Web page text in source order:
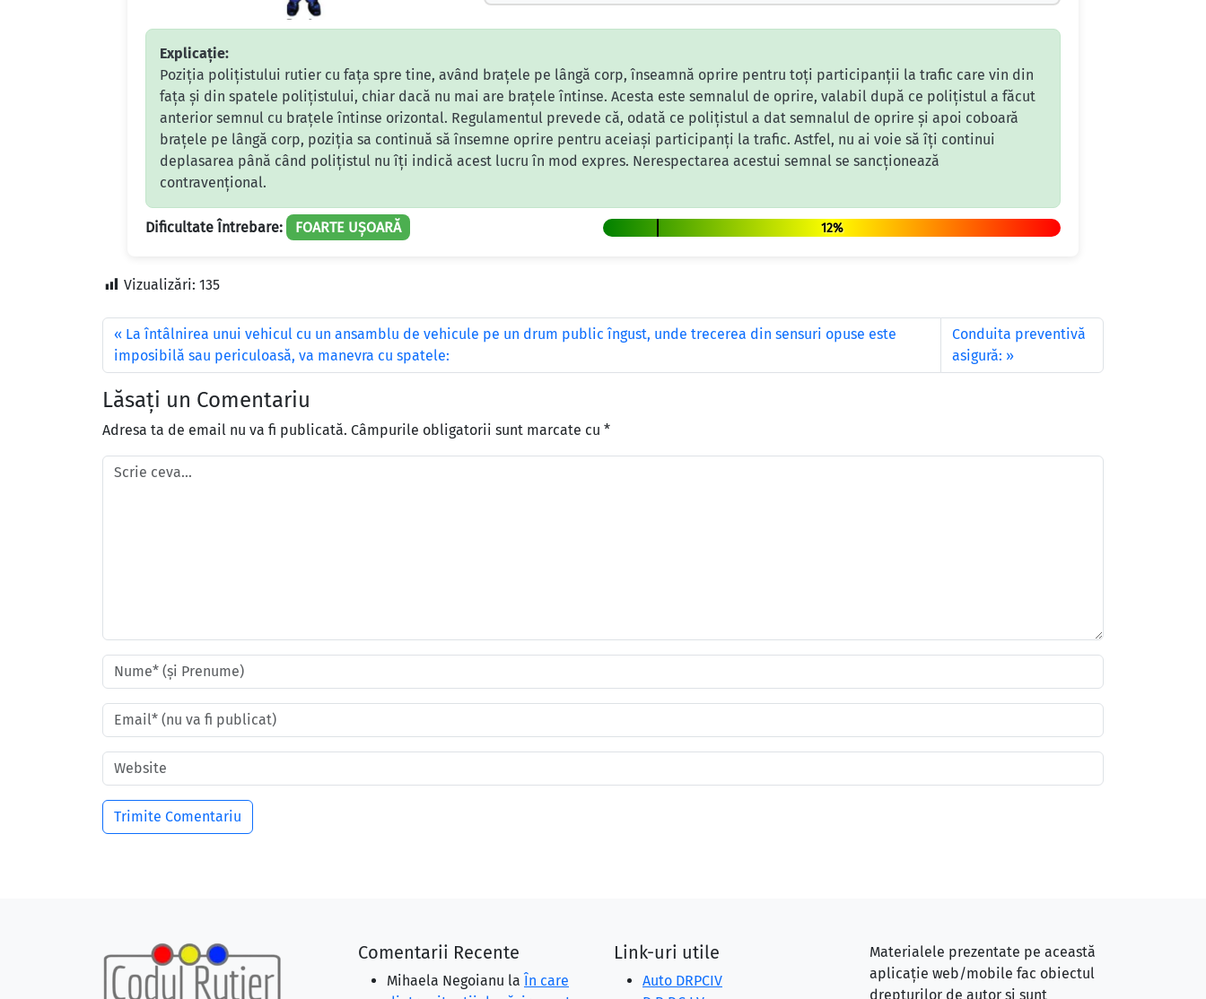
Explicație:
Poziția polițistului rutier cu fața spre tine, având brațele pe lângă corp, înseamnă oprire pentru toți participanții la trafic care vin din
fața și din spatele polițistului, chiar dacă nu mai are brațele întinse. Acesta este semnalul de oprire, valabil după ce polițistul a făcut
anterior semnul cu brațele întinse orizontal. Regulamentul prevede că, odată ce polițistul a dat semnalul de oprire și apoi coboară
brațele pe lângă corp, poziția sa continuă să însemne oprire pentru aceiași participanți la trafic. Astfel, nu ai voie să îți continui
deplasarea până când polițistul nu îți indică acest lucru în mod expres. Nerespectarea acestui semnal se sancționează
contravențional.
Dificultate Întrebare: FOARTE UȘOARĂ 12%
Vizualizări: 135
La întâlnirea unui vehicul cu un ansamblu de vehicule pe un drum public îngust, unde trecerea din sensuri opuse este
imposibilă sau periculoasă, va manevra cu spatele:
Conduita preventivă
asigură:
Lăsați un Comentariu
Adresa ta de email nu va fi publicată. Câmpurile obligatorii sunt marcate cu *
Comentarii Recente
Mihaela Negoianu la În care
Link-uri utile
Auto DRPCIV
Materialele prezentate pe această
aplicație web/mobile fac obiectul
drepturilor de autor și sunt